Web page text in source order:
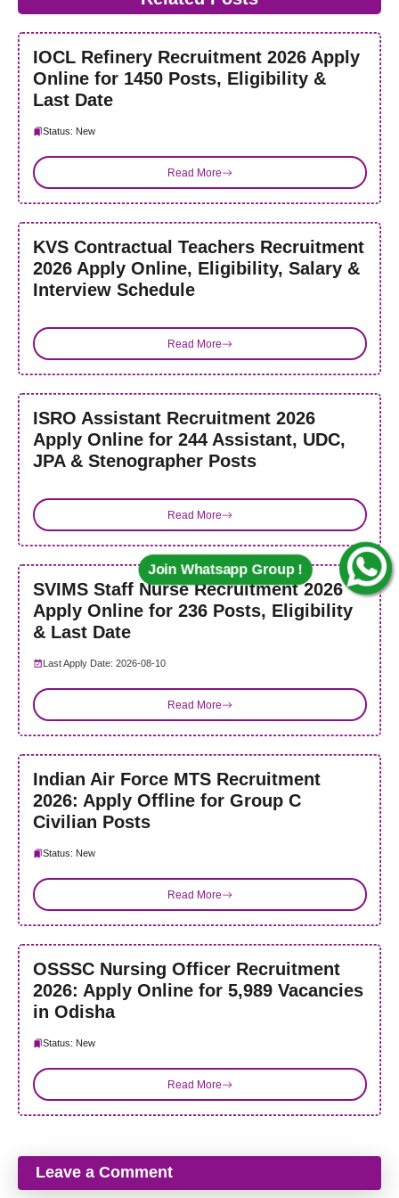
IOCL Refinery Recruitment 2026 Apply
Online for 1450 Posts, Eligibility &
Last Date
Status: New
Read More
KVS Contractual Teachers Recruitment
2026 Apply Online, Eligibility, Salary &
Interview Schedule
Read More
ISRO Assistant Recruitment 2026
Apply Online for 244 Assistant, UDC,
JPA & Stenographer Posts
Read More
SVIMS Staff Nurse Recruitment 2026
Apply Online for 236 Posts, Eligibility
& Last Date
Last Apply Date: 2026-08-10
Read More
Indian Air Force MTS Recruitment
2026: Apply Offline for Group C
Civilian Posts
Status: New
Read More
OSSSC Nursing Officer Recruitment
2026: Apply Online for 5,989 Vacancies
in Odisha
Status: New
Read More
Leave a Comment
Join Whatsapp Group !